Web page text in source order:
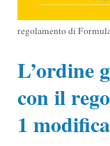
regolamento di
L’ordine
con il
1